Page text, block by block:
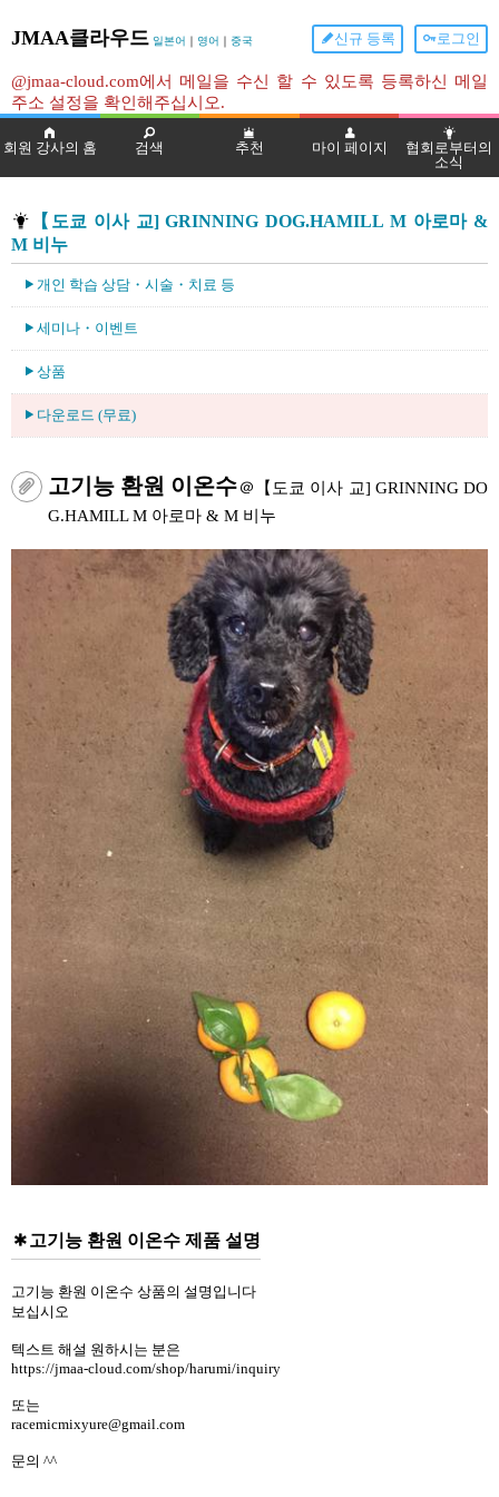
JMAA클라우드 일본어 ｜ 영어 ｜ 중국 로그인
신규 등록
@jmaa-cloud.com에서 메일을 수신 할 수 있도록 등록하신 메일
주소 설정을 확인해주십시오.
회원 강사의 홈 검색 추천 마이 페이지
협회로부터의
소식
【도쿄 이사 교] GRINNING DOG.HAMILL M 아로마 &
M 비누
개인 학습 상담・시술・치료 등
세미나・이벤트
상품
다운로드 (무료)
고기능 환원 이온수＠【도쿄 이사 교] GRINNING DO
G.HAMILL M 아로마 & M 비누
고기능 환원 이온수 제품 설명
고기능 환원 이온수 상품의 설명입니다
보십시오
텍스트 해설 원하시는 분은
https://jmaa-cloud.com/shop/harumi/inquiry
또는
racemicmixyure@gmail.com
문의 ^^